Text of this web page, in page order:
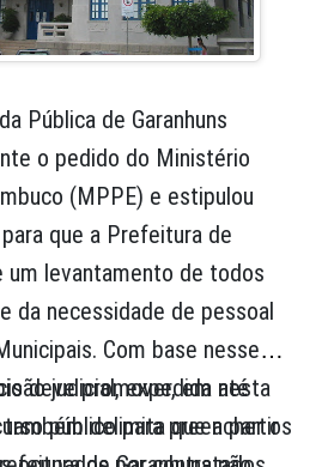
Pública de Garanhuns
o pedido do Ministério
(MPPE) e estipulou
que a Prefeitura de
um levantamento de todos
da necessidade de pessoal
Com base nesse
deve promover, em até
público para preencher os
judicial, expedida nesta
delimita que a partir